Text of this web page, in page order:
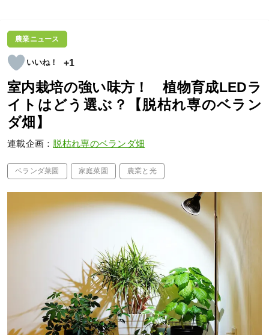
農業ニュース
+1
室内栽培の強い味方！ 植物育成LEDラ
イトはどう選ぶ？【脱枯れ専のベラン
ダ畑】
連載企画： 脱枯れ専のベランダ畑
ベランダ菜園 家庭菜園 農業と光